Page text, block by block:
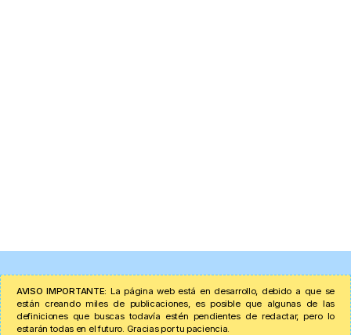
AVISO IMPORTANTE: La página web está en desarrollo, debido a que se
están creando miles de publicaciones, es posible que algunas de las
definiciones que buscas todavía estén pendientes de redactar, pero lo
estarán todas en el futuro. Gracias por tu paciencia.